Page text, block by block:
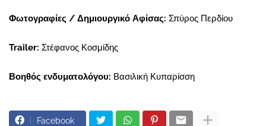
Φωτογραφίες / Δημιουργικό Αφίσας: Σπύρος Περδίου
Trailer: Στέφανος Κοσμίδης
Βοηθός ενδυματολόγου: Βασιλική Κυπαρίσση
Facebook